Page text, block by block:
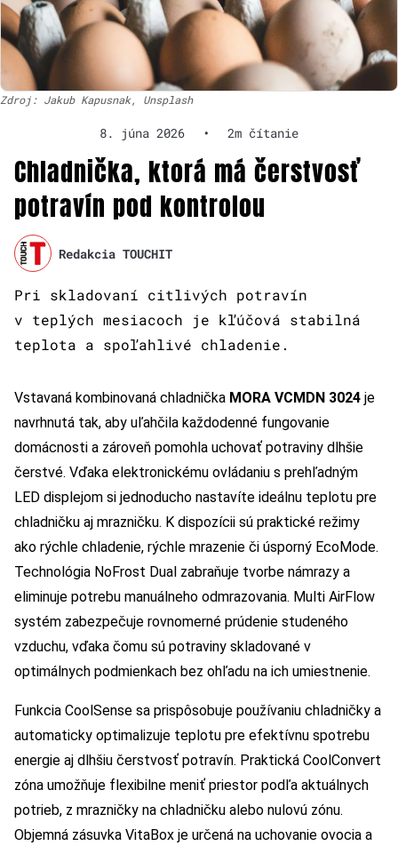
Zdroj: Jakub Kapusnak, Unsplash
8. júna 2026 • 2m čítanie
Chladnička, ktorá má čerstvosť
potravín pod kontrolou
Redakcia TOUCHIT
Pri skladovaní citlivých potravín
v teplých mesiacoch je kľúčová stabilná
teplota a spoľahlivé chladenie.
Vstavaná kombinovaná chladnička MORA VCMDN 3024 je
navrhnutá tak, aby uľahčila každodenné fungovanie
domácnosti a zároveň pomohla uchovať potraviny dlhšie
čerstvé. Vďaka elektronickému ovládaniu s prehľadným
LED displejom si jednoducho nastavíte ideálnu teplotu pre
chladničku aj mrazničku. K dispozícii sú praktické režimy
ako rýchle chladenie, rýchle mrazenie či úsporný EcoMode.
Technológia NoFrost Dual zabraňuje tvorbe námrazy a
eliminuje potrebu manuálneho odmrazovania. Multi AirFlow
systém zabezpečuje rovnomerné prúdenie studeného
vzduchu, vďaka čomu sú potraviny skladované v
optimálnych podmienkach bez ohľadu na ich umiestnenie.
Funkcia CoolSense sa prispôsobuje používaniu chladničky a
automaticky optimalizuje teplotu pre efektívnu spotrebu
energie aj dlhšiu čerstvosť potravín. Praktická CoolConvert
zóna umožňuje flexibilne meniť priestor podľa aktuálnych
potrieb, z mrazničky na chladničku alebo nulovú zónu.
Objemná zásuvka VitaBox je určená na uchovanie ovocia a